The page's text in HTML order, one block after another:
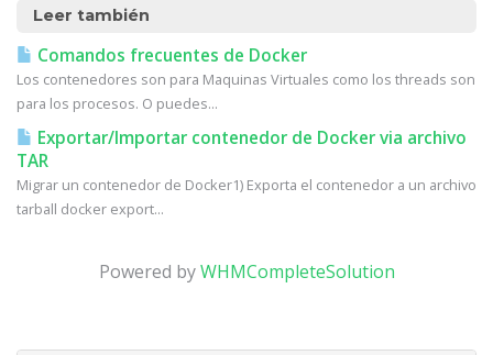
Leer también
Comandos frecuentes de Docker
Los contenedores son para Maquinas Virtuales como los threads son
para los procesos. O puedes...
Exportar/Importar contenedor de Docker via archivo
TAR
Migrar un contenedor de Docker1) Exporta el contenedor a un archivo
tarball docker export...
Powered byWHMCompleteSolution